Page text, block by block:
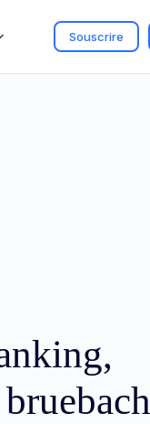
Souscrire